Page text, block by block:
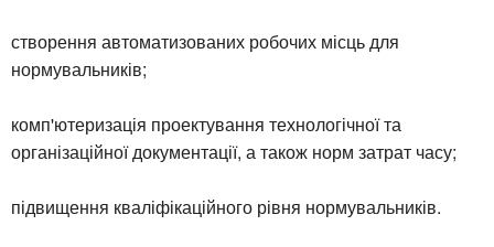
створення автоматизованих робочих місць для
нормувальників;
комп'ютеризація проектування технологічної та
організаційної документації, а також норм затрат часу;
підвищення кваліфікаційного рівня нормувальників.